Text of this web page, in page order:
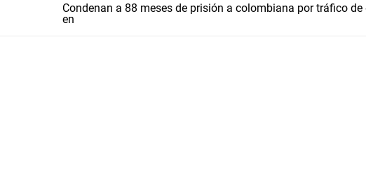
Condenan a 88 meses de prisión a colombiana por tráfico de
en